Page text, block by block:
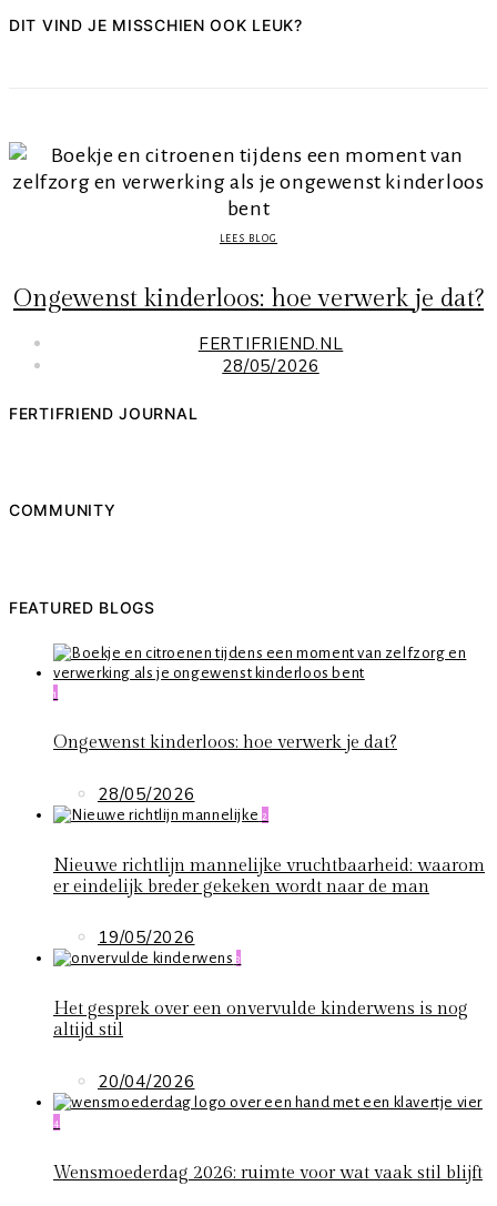
DIT VIND JE MISSCHIEN OOK LEUK?
LEES BLOG
Ongewenst kinderloos: hoe verwerk je dat?
FERTIFRIEND.NL
28/05/2026
FERTIFRIEND JOURNAL
COMMUNITY
FEATURED BLOGS
1
Ongewenst kinderloos: hoe verwerk je dat?
28/05/2026
2
Nieuwe richtlijn mannelijke vruchtbaarheid: waarom
er eindelijk breder gekeken wordt naar de man
19/05/2026
3
Het gesprek over een onvervulde kinderwens is nog
altijd stil
20/04/2026
4
Wensmoederdag 2026: ruimte voor wat vaak stil blijft